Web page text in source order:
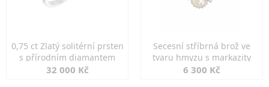
0,75 ct Zlatý solitérní prsten
s přírodním diamantem
32 000 Kč
Secesní stříbrná brož ve
tvaru hmyzu s markazity
6 300 Kč